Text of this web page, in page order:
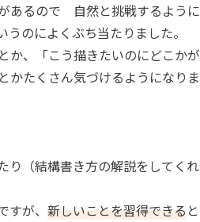
あるので 自然と挑戦するように
うのによくぶち当たりました。
か、「こう描きたいのにどこかが
たくさん気づけるようになりま
り（結構書き方の解説をしてくれ
が、 新しいことを習得できると